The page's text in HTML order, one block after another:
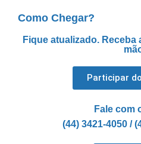
Como Chegar?
Fique atualizado.
Participar
Fale com
(44) 3421-4050 /